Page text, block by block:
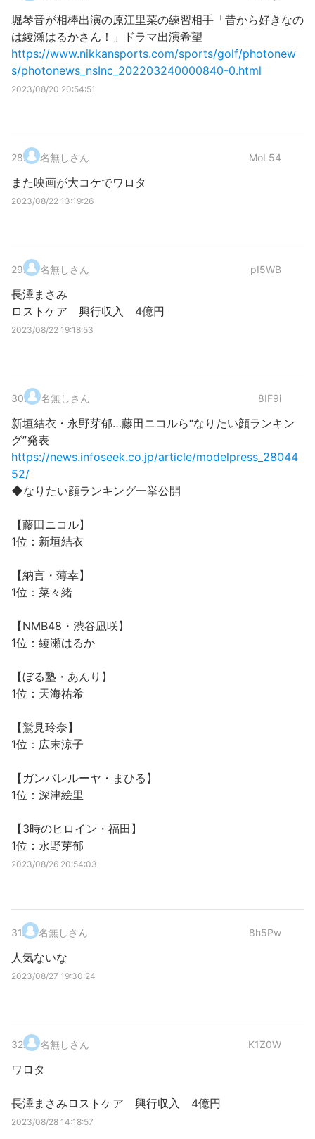
堀琴音が相棒出演の原江里菜の練習相手「昔から好きなの
は綾瀬はるかさん！」ドラマ出演希望
https://www.nikkansports.com/sports/golf/photonew
s/photonews_nsInc_202203240000840-0.html
2023/08/20 20:54:51
28. 名無しさん MoL54
また映画が大コケでワロタ
2023/08/22 13:19:26
29. 名無しさん pI5WB
長澤まさみ
ロストケア 興行収入 4億円
2023/08/22 19:18:53
30. 名無しさん 8IF9i
新垣結衣・永野芽郁…藤田ニコルら“なりたい顔ランキン
グ”発表
https://news.infoseek.co.jp/article/modelpress_28044
52/
◆なりたい顔ランキング一挙公開
【藤田ニコル】
1位：新垣結衣
【納言・薄幸】
1位：菜々緒
【NMB48・渋谷凪咲】
1位：綾瀬はるか
【ぼる塾・あんり】
1位：天海祐希
【鷲見玲奈】
1位：広末涼子
【ガンバレルーヤ・まひる】
1位：深津絵里
【3時のヒロイン・福田】
1位：永野芽郁
2023/08/26 20:54:03
31. 名無しさん 8h5Pw
人気ないな
2023/08/27 19:30:24
32. 名無しさん K1Z0W
ワロタ
長澤まさみロストケア 興行収入 4億円
2023/08/28 14:18:57